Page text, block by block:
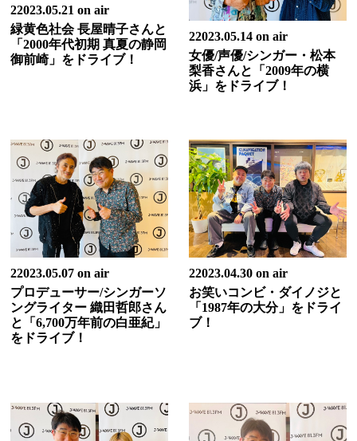
22023.05.21 on air
緑黄色社会 長屋晴子さんと
「2000年代初期 真夏の静岡
御前崎」をドライブ！
22023.05.14 on air
女優/声優/シンガー・松本
梨香さんと「2009年の横
浜」をドライブ！
22023.05.07 on air
プロデューサー/シンガーソ
ングライター 織田哲郎さん
と「6,700万年前の白亜紀」
をドライブ！
22023.04.30 on air
お笑いコンビ・ダイノジと
「1987年の大分」をドライ
ブ！